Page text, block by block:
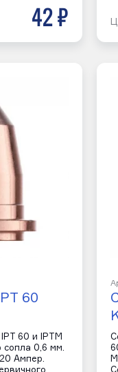
42 р
60
60 и IPTM
сопла 0,6 мм.
Ампер.